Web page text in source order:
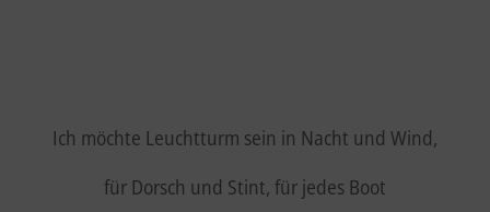
Ich möchte Leuchtturm sein in Nacht und Wind,
für Dorsch und Stint, für jedes Boot